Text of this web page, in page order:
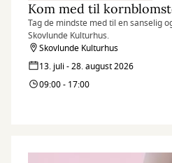
Tag de mindste med til en sanselig
Skovlunde Kulturhus.
Skovlunde Kulturhus
13. juli - 28. august 2026
09:00 - 17:00